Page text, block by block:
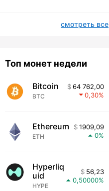
смотреть все
Топ монет недели
Bitcoin
BTC
64 762,00
0,30
Ethereum
ETH
1909,09
0
Hyperliq
uid
HYPE
56,23
0,50000